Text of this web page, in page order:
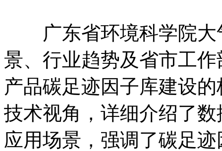
广东省环境科学院大
景、行业趋势及省市工
产品碳足迹因子库建设
技术视角，详细介绍了
应用场景，强调了碳足